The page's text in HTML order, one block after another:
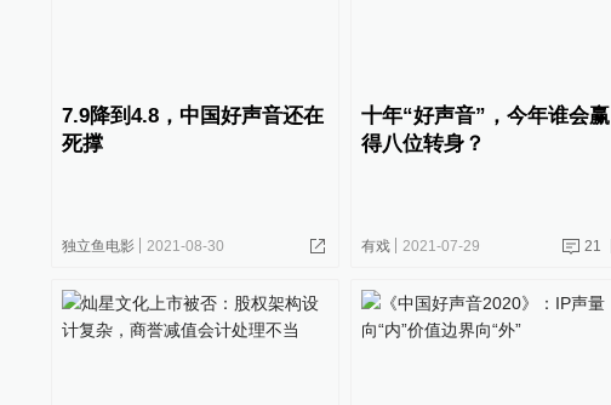
7.9降到4.8，中国好声音还在
死撑
独立鱼电影 2021-08-30
十年“好声音”，今年谁会赢
得八位转身？
有戏 2021-07-29 21